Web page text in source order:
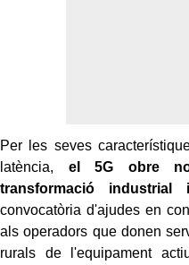
Per les seves
latència, el 5G obre
transformació industrial
convocatòria d'ajudes en
als operadors que donen
rurals de l'equipament